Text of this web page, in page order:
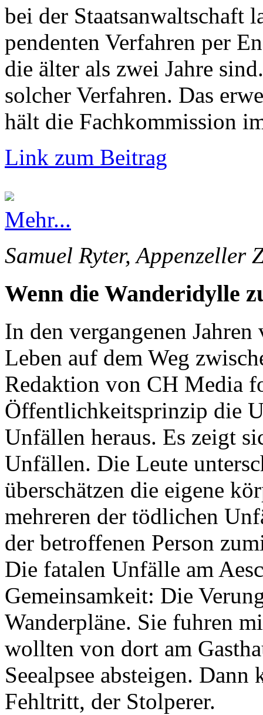
bei der Staatsanwaltschaft
pendenten Verfahren per
die älter als zwei Jahre
solcher Verfahren. Das
hält die Fachkommission
Link zum Beitrag
Mehr...
Samuel Ryter, Appenzeller
Wenn die Wanderidylle
In den vergangenen
Leben auf dem Weg
Redaktion von CH Media
Öffentlichkeitsprinzip die
Unfällen heraus. Es zeigt
Unfällen. Die Leute
überschätzen die eigene
mehreren der tödlichen
der betroffenen Person
Die fatalen Unfälle am
Gemeinsamkeit: Die
Wanderpläne. Sie fuhren
wollten von dort am
Seealpsee absteigen.
Fehltritt, der Stolperer.